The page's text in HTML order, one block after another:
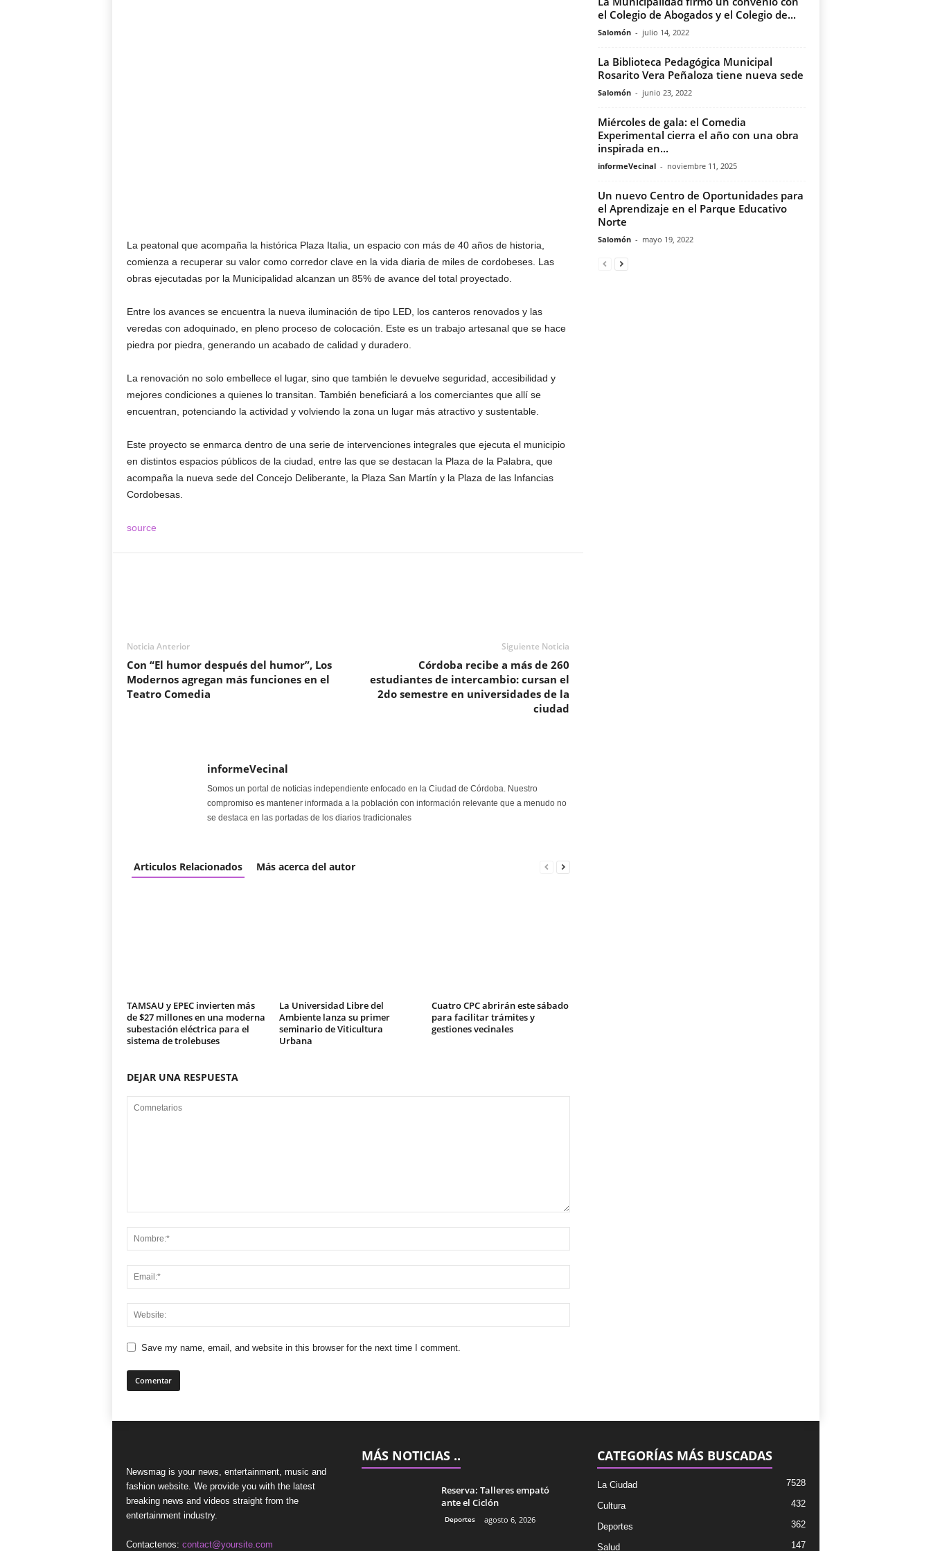
La peatonal que acompaña la histórica Plaza Italia, un espacio con más de 40 años de historia,
comienza a recuperar su valor como corredor clave en la vida diaria de miles de cordobeses. Las
obras ejecutadas por la Municipalidad alcanzan un 85% de avance del total proyectado.
Entre los avances se encuentra la nueva iluminación de tipo LED, los canteros renovados y las
veredas con adoquinado, en pleno proceso de colocación. Este es un trabajo artesanal que se hace
piedra por piedra, generando un acabado de calidad y duradero.
La renovación no solo embellece el lugar, sino que también le devuelve seguridad, accesibilidad y
mejores condiciones a quienes lo transitan. También beneficiará a los comerciantes que allí se
encuentran, potenciando la actividad y volviendo la zona un lugar más atractivo y sustentable.
Este proyecto se enmarca dentro de una serie de intervenciones integrales que ejecuta el municipio
en distintos espacios públicos de la ciudad, entre las que se destacan la Plaza de la Palabra, que
acompaña la nueva sede del Concejo Deliberante, la Plaza San Martín y la Plaza de las Infancias
Cordobesas.
source
Noticia Anterior
Con “El humor después del humor”, Los
Modernos agregan más funciones en el
Teatro Comedia
Siguiente Noticia
Córdoba recibe a más de 260
estudiantes de intercambio: cursan el
2do semestre en universidades de la
ciudad
informeVecinal
Somos un portal de noticias independiente enfocado en la Ciudad de Córdoba. Nuestro
compromiso es mantener informada a la población con información relevante que a menudo no
se destaca en las portadas de los diarios tradicionales
Articulos Relacionados Más acerca del autor
TAMSAU y EPEC invierten más
de $27 millones en una moderna
subestación eléctrica para el
sistema de trolebuses
La Universidad Libre del
Ambiente lanza su primer
seminario de Viticultura
Urbana
Cuatro CPC abrirán este sábado
para facilitar trámites y
gestiones vecinales
DEJAR UNA RESPUESTA
Save my name, email, and website in this browser for the next time I comment.
el Colegio de Abogados y el Colegio de...
Salomón - julio 14, 2022
La Biblioteca Pedagógica Municipal
Rosarito Vera Peñaloza tiene nueva sede
Salomón - junio 23, 2022
Miércoles de gala: el Comedia
Experimental cierra el año con una obra
inspirada en...
informeVecinal - noviembre 11, 2025
Un nuevo Centro de Oportunidades para
el Aprendizaje en el Parque Educativo
Norte
Salomón - mayo 19, 2022
Newsmag is your news, entertainment, music and
fashion website. We provide you with the latest
breaking news and videos straight from the
entertainment industry.
Contactenos: contact@yoursite.com
MÁS NOTICIAS ..
Reserva: Talleres empató
ante el Ciclón
Deportes agosto 6, 2026
CATEGORÍAS MÁS BUSCADAS
La Ciudad 7528
Cultura 432
Deportes 362
Salud 147